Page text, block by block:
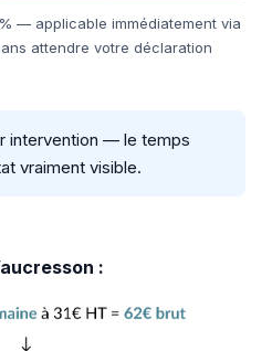
— applicable immédiatement via
attendre votre déclaration
intervention — le temps
vraiment visible.
: